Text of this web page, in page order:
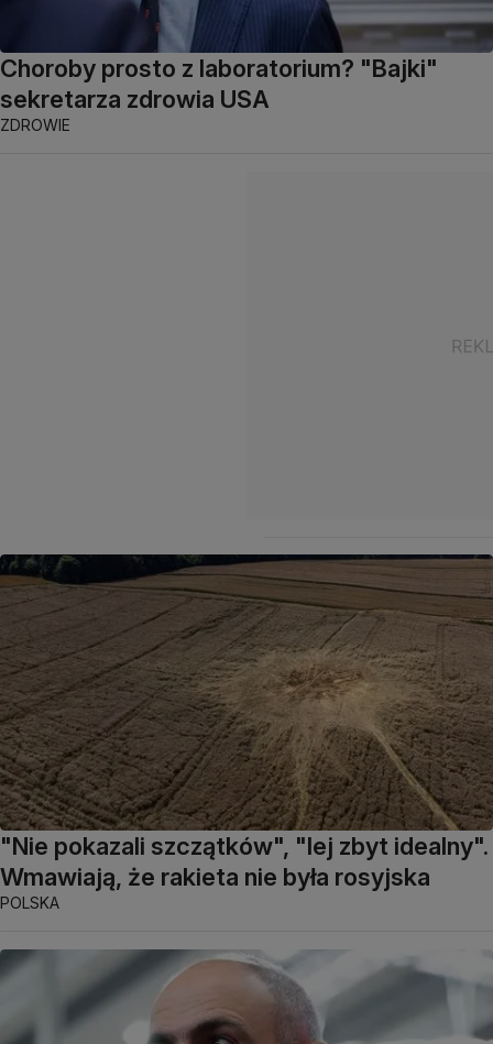
Choroby prosto z laboratorium? "Bajki"
sekretarza zdrowia USA
ZDROWIE
"Nie pokazali szczątków", "lej zbyt idealny".
Wmawiają, że rakieta nie była rosyjska
POLSKA